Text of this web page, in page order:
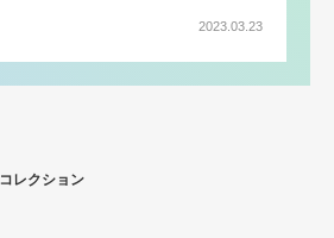
2023.03.23
コレクション